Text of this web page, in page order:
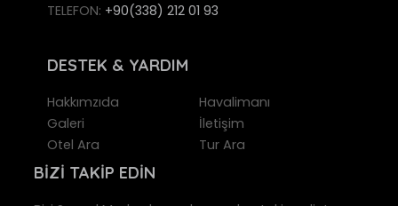
TELEFON: +90(338) 212 01 93
DESTEK & YARDIM
Hakkımzıda
Havalimanı
Galeri
İletişim
Otel Ara
Tur Ara
BİZİ TAKİP EDİN